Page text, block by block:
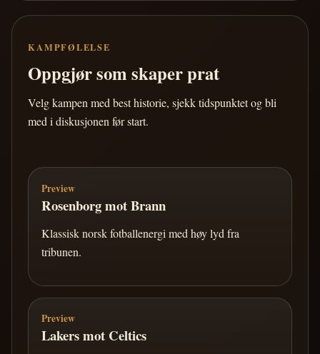
KAMPFØLELSE
Oppgjør som skaper prat
Velg kampen med best historie, sjekk tidspunktet og bli
med i diskusjonen før start.
Preview
Rosenborg mot Brann
Klassisk norsk fotballenergi med høy lyd fra
tribunen.
Preview
Lakers mot Celtics